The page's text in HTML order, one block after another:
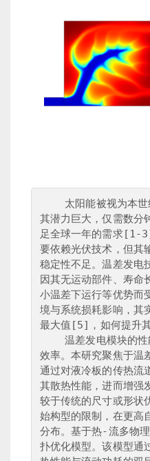
其潜力巨大，仅需数分
足全球一年的需求[1-
要依赖光伏技术，但其
稳定性不足。温差发电
因其无运动部件、寿命
小温差下运行等优势
境与系统损耗影响，其
最大值[5]，如何提升其
    温差发电模块的性能强烈依赖于冷端的散热
效率。本研究聚焦于温
通过对液冷板的传热流
其散热性能，进而增强
较于传统的尺寸或形状
始构型的限制，在更高
分布。基于热-流多物
扑优化模型。该模型通